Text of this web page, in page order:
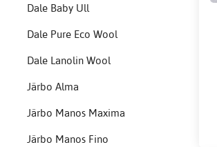
Dale Baby Ull
Dale Pure Eco Wool
Dale Lanolin Wool
Järbo Alma
Järbo Manos Maxima
Järbo Manos Fino